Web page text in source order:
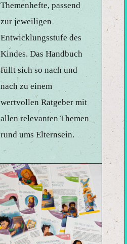
Themenhefte, passend
zur jeweiligen
Entwicklungsstufe des
Kindes. Das Handbuch
füllt sich so nach und
nach zu einem
wertvollen Ratgeber mit
allen relevanten Themen
rund ums Elternsein.